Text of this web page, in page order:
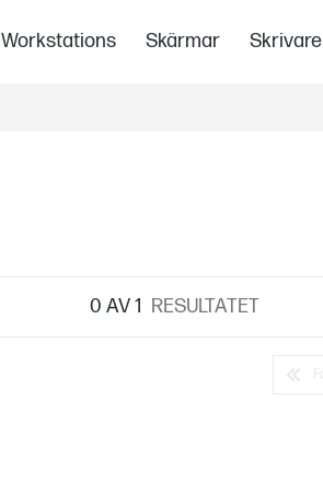
Workstations Skärmar Skrivare
0 AV 1 RESULTATET